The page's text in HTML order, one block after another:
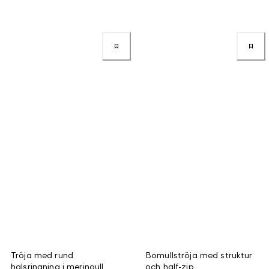
Tröja med rund
halsringning i merinoull
Bomullströja med struktur
och half-zip